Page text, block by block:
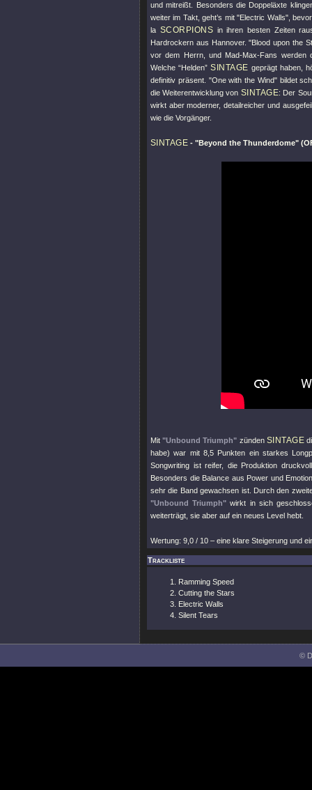
und mitreißt. Besonders die Doppeläxte
weiter im Takt, geht’s mit"Electric Walls",
la SCORPIONS in ihren besten Zeiten
Hardrockern aus Hannover."Blood upon the
vor dem Herrn, und Mad-Max-Fans werden
Welche “Helden”SINTAGE geprägt haben,
definitiv präsent. "One with the Wind"bildet
die Weiterentwicklung von SINTAGE: Der
wirkt aber moderner, detailreicher und
wie die Vorgänger.
SINTAGE -"Beyond the Thunderdome"
Mit"Unbound Triumph" zünden SINTAGE
habe) war mit 8,5 Punkten ein starkes
Songwriting ist reifer, die Produktion
Besonders die Balance aus Power und
sehr die Band gewachsen ist. Durch den
"Unbound Triumph" wirkt in sich
weiterträgt, sie aber auf ein neues Level hebt.
Wertung: 9,0 / 10 – eine klare Steigerung und
Trackliste
Ramming Speed
Cutting the Stars
Electric Walls
Silent Tears
©